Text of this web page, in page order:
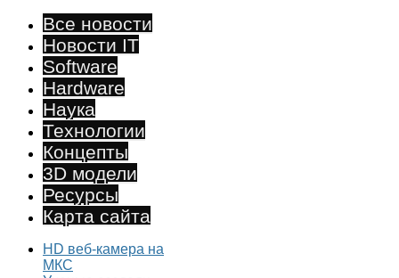
Все новости
Новости IT
Software
Hardware
Наука
Технологии
Концепты
3D модели
Ресурсы
Карта сайта
HD веб-камера на
МКС